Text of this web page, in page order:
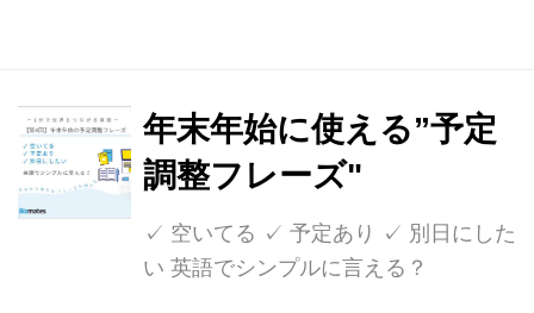
年末年始に使える”予定
調整フレーズ"
✓ 空いてる ✓ 予定あり ✓ 別日にした
い 英語でシンプルに言える？